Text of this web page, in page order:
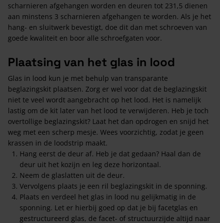
scharnieren afgehangen worden en deuren tot 231,5 dienen
aan minstens 3 scharnieren afgehangen te worden. Als je het
hang- en sluitwerk bevestigt, doe dit dan met schroeven van
goede kwaliteit en boor alle schroefgaten voor.
Plaatsing van het glas in lood
Glas in lood kun je met behulp van transparante
beglazingskit plaatsen. Zorg er wel voor dat de beglazingskit
niet te veel wordt aangebracht op het lood. Het is namelijk
lastig om de kit later van het lood te verwijderen. Heb je toch
overtollige beglazingskit? Laat het dan opdrogen en snijd het
weg met een scherp mesje. Wees voorzichtig, zodat je geen
krassen in de loodstrip maakt.
Hang eerst de deur af. Heb je dat gedaan? Haal dan de
deur uit het kozijn en leg deze horizontaal.
Neem de glaslatten uit de deur.
Vervolgens plaats je een ril beglazingskit in de sponning.
Plaats en verdeel het glas in lood nu gelijkmatig in de
sponning. Let er hierbij goed op dat je bij facetglas en
gestructureerd glas, de facet- of structuurzijde altijd naar